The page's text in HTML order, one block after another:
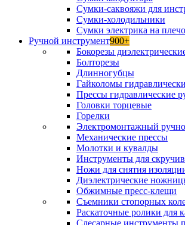
Сумки-саквояжи для
Сумки-холодильники
Сумки электрика на плечо
Ручной инструмент900+
Бокорезы
Болторезы
Длинногубцы
Гайколомы
Прессы гидравлические
Головки торцевые
Горелки
Электромонтажный
Механические прессы
Молотки и кувалды
Инструменты для
Ножи для снятия
Диэлектрические
Обжимные пресс-клещи
Съемники стопорных
Раскаточные ролики для
Слесарные инструменты